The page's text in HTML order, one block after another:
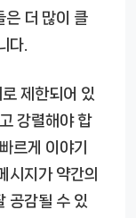
은 더 많이 클
다.
제한되어 있
강렬해야 합
르게 이야기
시지가 약간의
공감될 수 있